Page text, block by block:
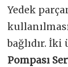
Yedek
bağlıdır.
Pompası